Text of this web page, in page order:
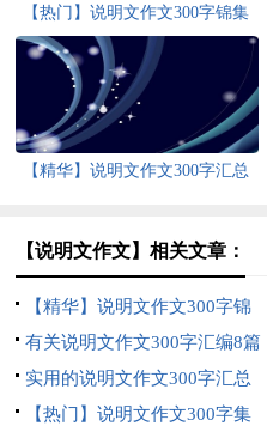
【热门】说明文作文300字锦集
10篇
【精华】说明文作文300字汇总
【说明文作文】相关文章：
【精华】说明文作文300字锦
集5篇
有关说明文作文300字汇编8篇
实用的说明文作文300字汇总
五篇【热门】说明文作文300字集